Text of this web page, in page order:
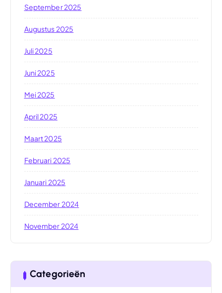
September 2025
Augustus 2025
Juli 2025
Juni 2025
Mei 2025
April 2025
Maart 2025
Februari 2025
Januari 2025
December 2024
November 2024
Categorieën